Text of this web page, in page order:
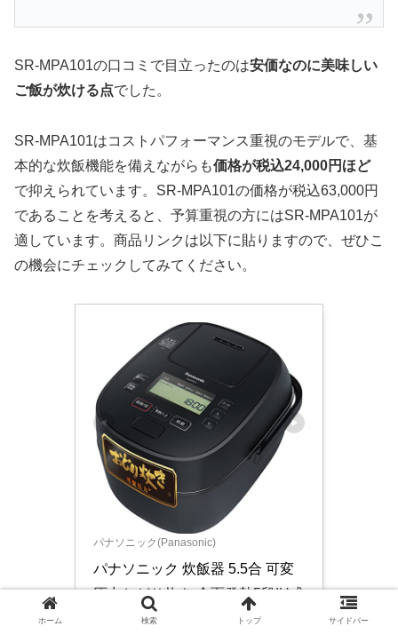
SR-MPA101の口コミで目立ったのは安価なのに美味しい
ご飯が炊ける点でした。
SR-MPA101はコストパフォーマンス重視のモデルで、基
本的な炊飯機能を備えながらも価格が税込24,000円ほど
で抑えられています。SR-MPA101の価格が税込63,000円
であることを考えると、予算重視の方にはSR-MPA101が
適しています。商品リンクは以下に貼りますので、ぜひこ
の機会にチェックしてみてください。
パナソニック(Panasonic)
パナソニック 炊飯器 5.5合 可変
圧力おどり炊き 全面発熱5段IH式
ブラック SR-MPA101-K
ホーム 検索 トップ サイドバー